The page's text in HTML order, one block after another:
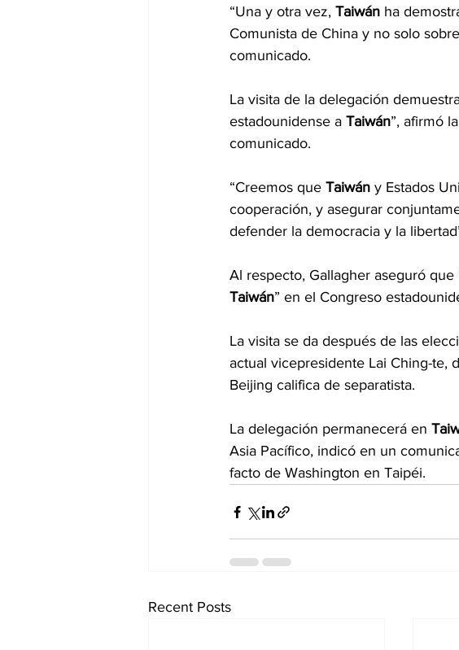
“Una y otra vez, Taiwán ha
Comunista de China y no solo
comunicado.
La visita de la delegación
estadounidense a Taiwán”, afirmó
comunicado.
“Creemos que Taiwán y Estados
cooperación, y asegurar
defender la democracia y la
Al respecto, Gallagher aseguró
Taiwán” en el Congreso
La visita se da después de las
actual vicepresidente Lai Ching-te,
Beijing califica de separatista.
La delegación permanecerá en
Asia Pacífico, indicó en un
facto de Washington en Taipéi.
Recent Posts